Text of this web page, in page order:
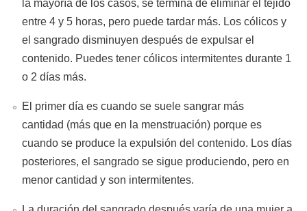
la mayoría de los casos, se termina de eliminar el tejido
entre 4 y 5 horas, pero puede tardar más. Los cólicos y
el sangrado disminuyen después de expulsar el
contenido. Puedes tener cólicos intermitentes durante 1
o 2 días más.
El primer día es cuando se suele sangrar más
cantidad (más que en la menstruación) porque es
cuando se produce la expulsión del contenido. Los días
posteriores, el sangrado se sigue produciendo, pero en
menor cantidad y son intermitentes.